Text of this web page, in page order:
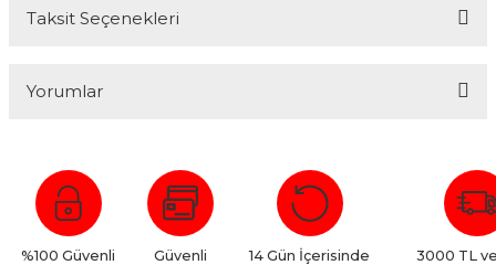
Taksit Seçenekleri
Yorumlar
Bu ürüne ilk yorumu siz yapın!
Yorum Yaz
%100 Güvenli
Güvenli
14 Gün İçerisinde
3000 TL